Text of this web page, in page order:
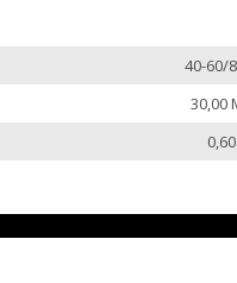
40-60/
30,00